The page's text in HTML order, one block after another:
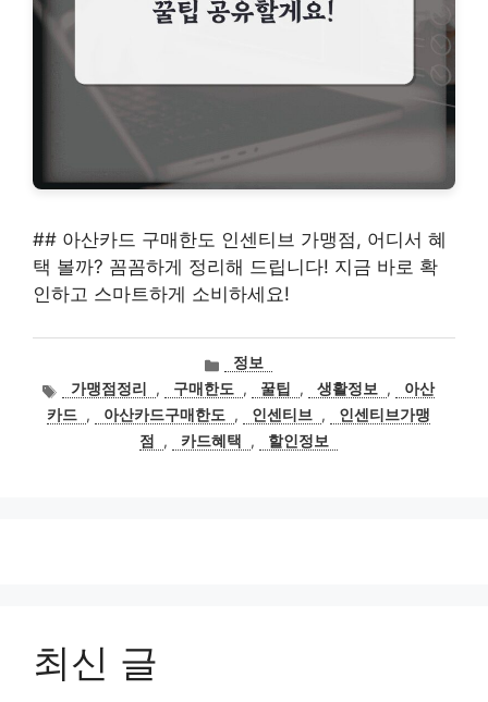
## 아산카드 구매한도 인센티브 가맹점, 어디서 혜
택 볼까? 꼼꼼하게 정리해 드립니다! 지금 바로 확
인하고 스마트하게 소비하세요!
카
테
고
리
정보
태
그
가맹점정리 , 구매한도 , 꿀팁 , 생활정보 ,
아산
카드 , 아산카드구매한도 , 인센티브 ,
인센티브가맹
점
, 카드혜택 , 할인정보
최신 글